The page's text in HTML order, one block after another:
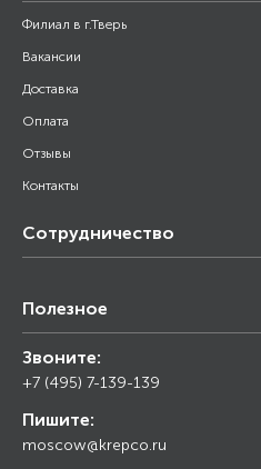
Филиал в г.Тверь
Вакансии
Доставка
Оплата
Отзывы
Контакты
Сотрудничество
Снабжение строительства
Торговым организациям
Полезное
Калькулятор
Прайс лист
Ответы на вопросы
Блог
Звоните:
+7 (495) 7-139-139
Пишите:
moscow@krepco.ru